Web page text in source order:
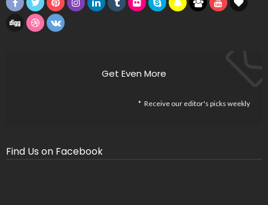
Get Even More
Receive our editor's picks weekly
Find Us on Facebook